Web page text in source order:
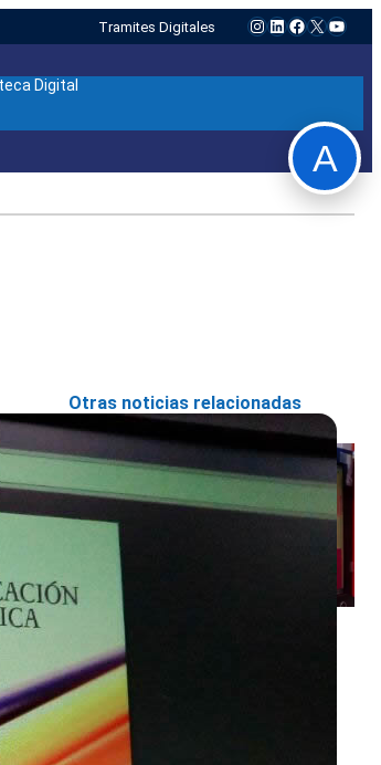
Tramites Digitales Instagram
LinkedIn
Facebook
X
Digital
Otras noticias relacionadas
Más de 8000 usuarios han
participado de la Consulta
Ciudadana Digital:
Construyendo la Educación
Pública
A